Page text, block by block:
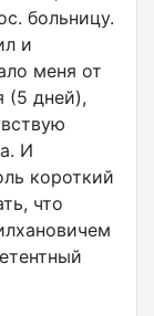
больницу.
и
меня от
(5 дней),
И
короткий
что